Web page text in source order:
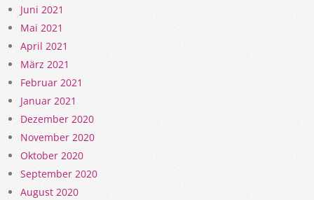
Juni 2021
Mai 2021
April 2021
März 2021
Februar 2021
Januar 2021
Dezember 2020
November 2020
Oktober 2020
September 2020
August 2020